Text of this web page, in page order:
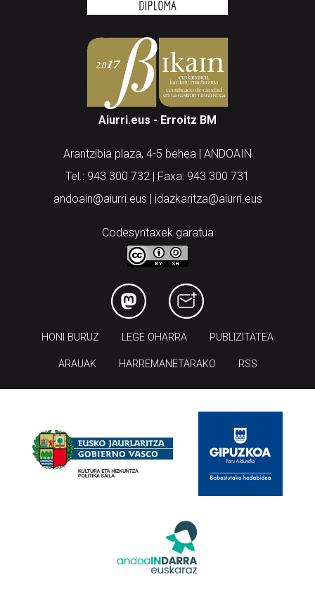
Aiurri.eus - Erroitz BM
Arantzibia plaza, 4-5 behea | ANDOAIN
Tel.: 943 300 732 | Faxa: 943 300 731
andoain@aiurri.eus | idazkaritza@aiurri.eus
Codesyntaxek garatua
HONI BURUZ LEGE OHARRA PUBLIZITATEA
ARAUAK HARREMANETARAKO RSS